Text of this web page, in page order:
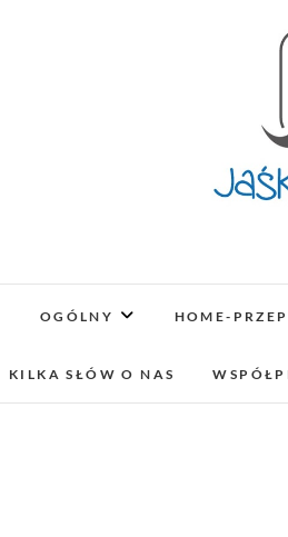
OPISUJEMY
OGÓLNY HOME-
KILKA SŁÓW O NAS